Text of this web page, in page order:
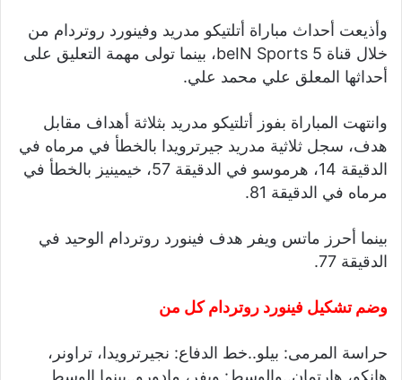
وأذيعت أحداث مباراة أتلتيكو مدريد وفينورد روتردام من
خلال قناة beIN Sports 5، بينما تولى مهمة التعليق على
أحداثها المعلق علي محمد علي.
وانتهت المباراة بفوز أتلتيكو مدريد بثلاثة أهداف مقابل
هدف، سجل ثلاثية مدريد جيرترويدا بالخطأ في مرماه في
الدقيقة 14، هرموسو في الدقيقة 57، خيمينيز بالخطأ في
مرماه في الدقيقة 81.
بينما أحرز ماتس ويفر هدف فينورد روتردام الوحيد في
الدقيقة 77.
وضم تشكيل فينورد روتردام كل من
حراسة المرمى: بيلو..خط الدفاع: نجيرترويدا، تراونر،
هانكو، هارتمان..والوسط: ويفر، مادورو..بينما الوسط